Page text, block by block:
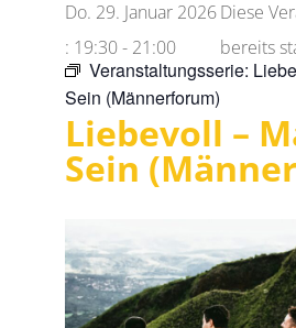
Do. 29. Januar 2026
: 19:30- 21:00
Diese
bereits
Veranstaltungsserie:
Sein (Männerforum)
Liebevoll –
Sein